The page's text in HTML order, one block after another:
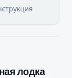
лодка